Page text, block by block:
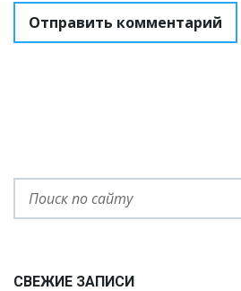
СВЕЖИЕ ЗАПИСИ